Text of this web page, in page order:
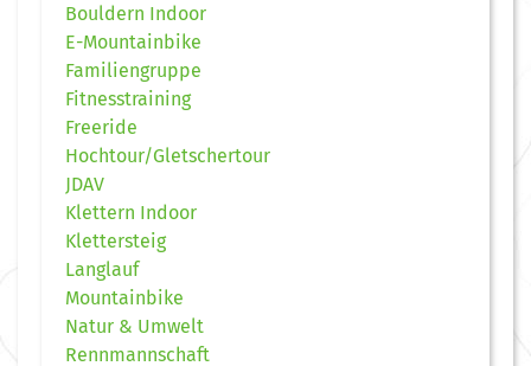
Bouldern Indoor
E-Mountainbike
Familiengruppe
Fitnesstraining
Freeride
Hochtour/Gletschertour
JDAV
Klettern Indoor
Klettersteig
Langlauf
Mountainbike
Natur & Umwelt
Rennmannschaft